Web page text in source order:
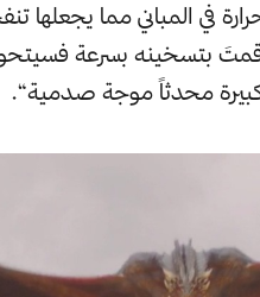
في المباني مما يجعلها
بتسخينه بسرعة
محدثاً موجة صدمية“.